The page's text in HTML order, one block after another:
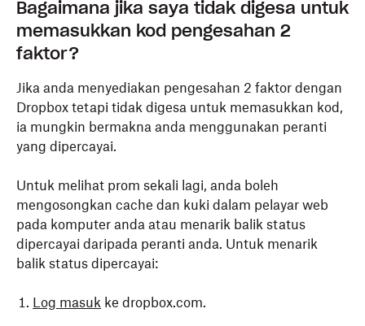
Bagaimana jika saya tidak digesa untuk
memasukkan kod pengesahan 2
faktor?
Jika anda menyediakan pengesahan 2 faktor dengan
Dropbox tetapi tidak digesa untuk memasukkan kod,
ia mungkin bermakna anda menggunakan peranti
yang dipercayai.
Untuk melihat prom sekali lagi, anda boleh
mengosongkan cache dan kuki dalam pelayar web
pada komputer anda atau menarik balik status
dipercayai daripada peranti anda. Untuk menarik
balik status dipercayai:
Log masuk ke dropbox.com.